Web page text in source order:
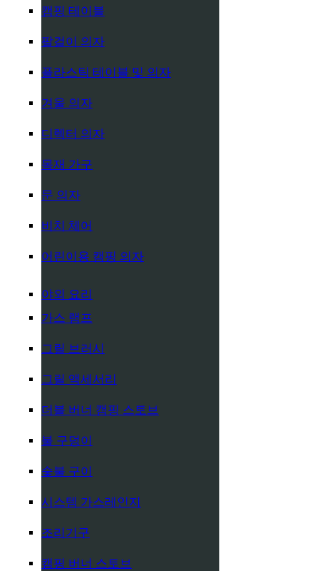
캠핑 테이블
팔걸이 의자
플라스틱 테이블 및 의자
겨울 의자
디렉터 의자
목재 가구
문 의자
비치 체어
어린이용 캠핑 의자
야외 요리
가스 램프
그릴 브러시
그릴 액세서리
더블 버너 캠핑 스토브
불 구덩이
숯불 구이
시스템 가스레인지
조리기구
캠핑 버너 스토브